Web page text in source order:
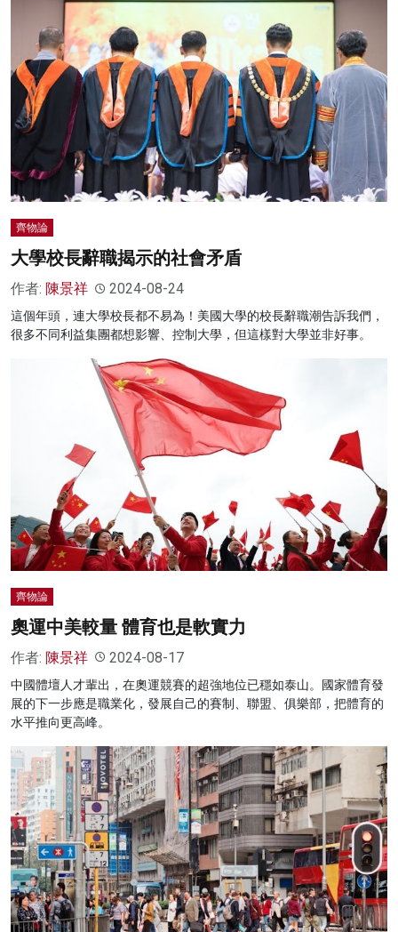
齊物論
大學校長辭職揭示的社會矛盾
作者: 陳景祥 2024-08-24
這個年頭，連大學校長都不易為！美國大學的校長辭職潮告訴我們，
很多不同利益集團都想影響、控制大學，但這樣對大學並非好事。
齊物論
奧運中美較量 體育也是軟實力
作者: 陳景祥 2024-08-17
中國體壇人才輩出，在奧運競賽的超強地位已穩如泰山。國家體育發
展的下一步應是職業化，發展自己的賽制、聯盟、俱樂部，把體育的
水平推向更高峰。